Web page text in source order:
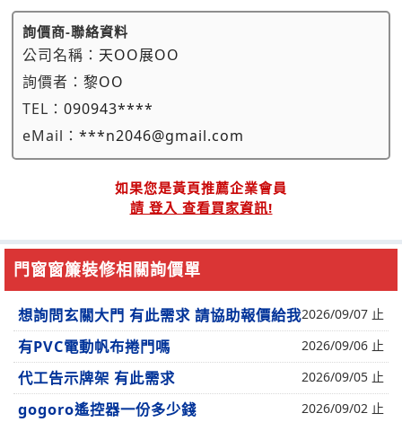
詢價商-聯絡資料
公司名稱： 天OO展OO
詢價者： 黎OO
TEL： 090943****
eMail： ***n2046@gmail.com
如果您是黃頁推薦企業會員
請 登入 查看買家資訊!
門窗窗簾裝修相關詢價單
想詢問玄關大門 有此需求 請協助報價給我2026/09/07 止
有PVC電動帆布捲門嗎 2026/09/06 止
代工告示牌架 有此需求 2026/09/05 止
gogoro遙控器一份多少錢 2026/09/02 止